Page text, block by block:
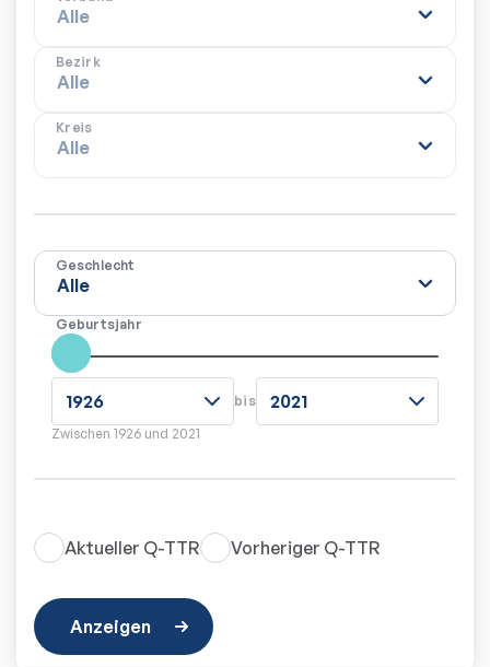
Bezirk
Kreis
Geschlecht
Geburtsjahr
bis
Zwischen 1926 und 2021
Aktueller Q-TTR Vorheriger Q-TTR
Anzeigen